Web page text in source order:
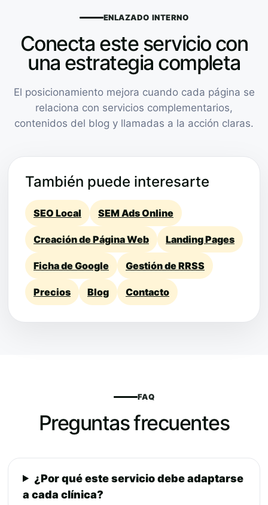
ENLAZADO INTERNO
Conecta este servicio con
una estrategia completa
El posicionamiento mejora cuando cada página se
relaciona con servicios complementarios,
contenidos del blog y llamadas a la acción claras.
También puede interesarte
SEO Local SEM Ads Online
Creación de Página Web Landing Pages
Ficha de Google Gestión de RRSS
Precios Blog Contacto
FAQ
Preguntas frecuentes
¿Por qué este servicio debe adaptarse
a cada clínica?